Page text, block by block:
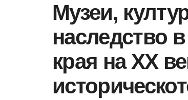
Музеи,
наследство
края на ХХ